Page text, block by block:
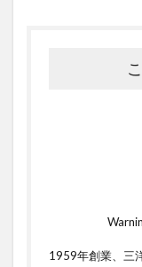
1959年創業、三